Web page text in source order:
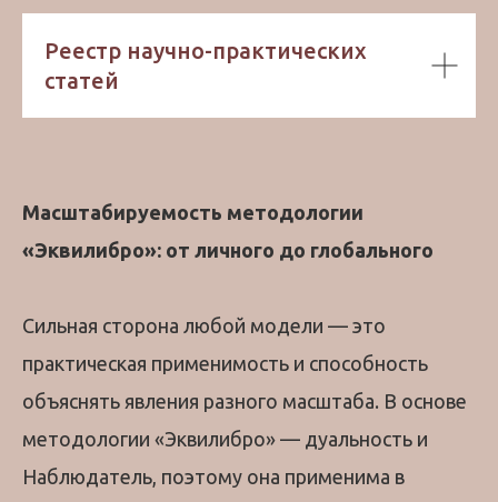
Реестр научно-практических
статей
Масштабируемость методологии
«Эквилибро»: от личного до глобального
Сильная сторона любой модели — это
практическая применимость и способность
объяснять явления разного масштаба. В основе
методологии «Эквилибро» — дуальность и
Наблюдатель, поэтому она применима в